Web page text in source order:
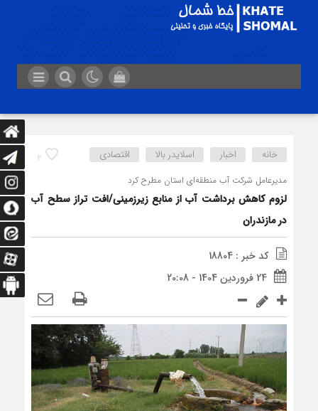
2 خانه اخبار اسلایدر بالا اقتصادی
مدیرعامل شرکت آب منطقه‌ای استان مطرح کرد
لزوم کاهش برداشت آب از منابع زیرزمینی/افت تراز سطح آب
در مازندران
کد خبر : 18804
24 فروردین 1404 - 20:08